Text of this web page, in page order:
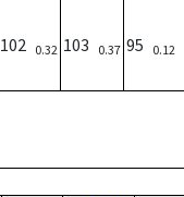
102 0.32 103 0.37 95 0.12